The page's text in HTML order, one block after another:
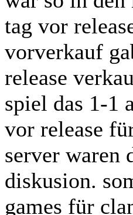
tag vor
vorverkauf
release
spiel das 1-1
vor release
server waren
diskusion.
games für